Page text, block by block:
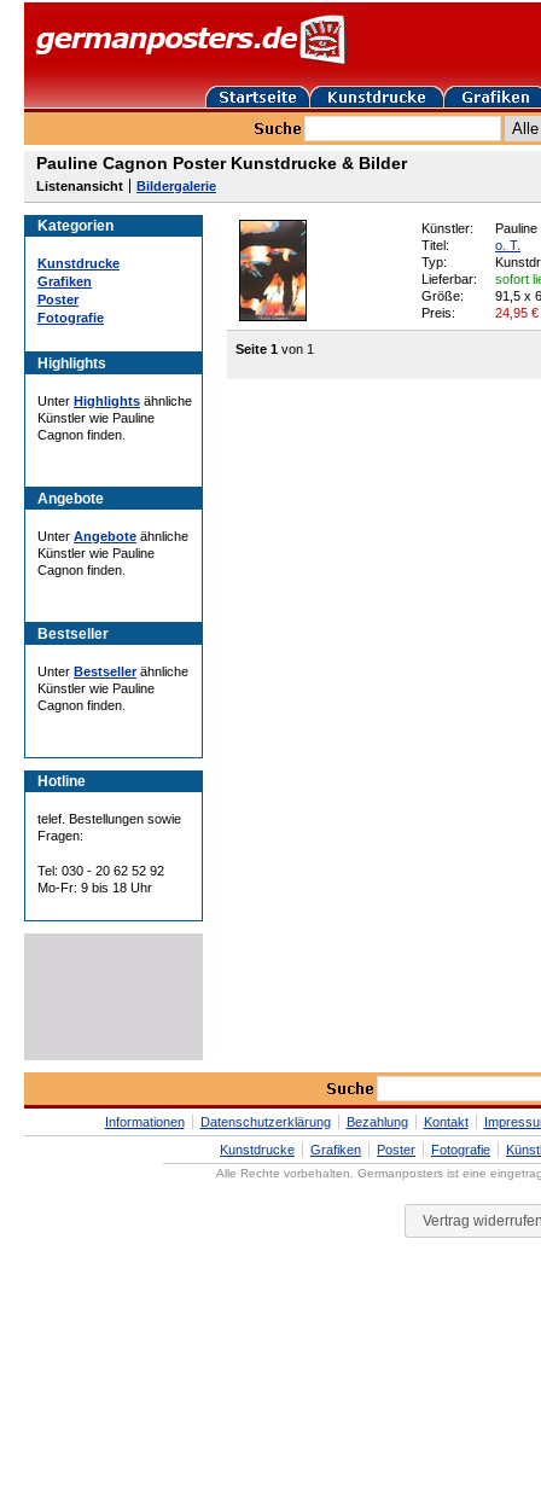
Pauline Cagnon Poster Kunstdrucke & Bilder
Listenansicht Bildergalerie
Kategorien
Kunstdrucke
Grafiken
Poster
Fotografie
Highlights
Unter Highlights ähnliche
Künstler wie Pauline
Cagnon finden.
Angebote
Unter Angebote ähnliche
Künstler wie Pauline
Cagnon finden.
Bestseller
Unter Bestsellerähnliche
Künstler wie Pauline
Cagnon finden.
Hotline
telef. Bestellungen sowie
Fragen:
Tel: 030 - 20 62 52 92
Mo-Fr: 9 bis 18 Uhr
Künstler:
Pauline
Titel:
o. T.
Typ:
Lieferbar:
sofort
Größe:
91,5 x
Preis:
24,95 €
Seite 1 von 1
Informationen Datenschutzerklärung Bezahlung Kontakt
Kunstdrucke
Grafiken Poster Fotografie
Alle Rechte vorbehalten. Germanposters ist eine
Vertrag